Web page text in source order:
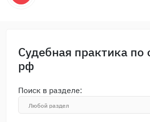
Судебная практика по
рф
Поиск в разделе: